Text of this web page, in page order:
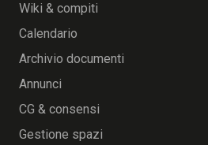
Wiki & compiti
Calendario
Archivio documenti
Annunci
CG & consensi
Gestione spazi